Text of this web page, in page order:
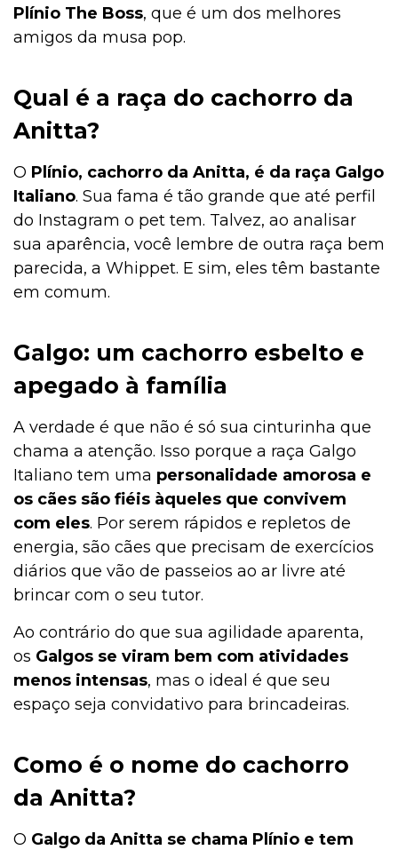
Plínio The Boss, que é um dos melhores
amigos da musa pop.
Qual é a raça do cachorro da
Anitta?
O Plínio, cachorro da Anitta, é da raça Galgo
Italiano. Sua fama é tão grande que até perfil
do Instagram o pet tem. Talvez, ao analisar
sua aparência, você lembre de outra raça bem
parecida, a Whippet. E sim, eles têm bastante
em comum.
Galgo: um cachorro esbelto e
apegado à família
A verdade é que não é só sua cinturinha que
chama a atenção. Isso porque a raça Galgo
Italiano tem uma personalidade amorosa e
os cães são fiéis àqueles que convivem
com eles. Por serem rápidos e repletos de
energia, são cães que precisam de exercícios
diários que vão de passeios ao ar livre até
brincar com o seu tutor.
Ao contrário do que sua agilidade aparenta,
os Galgos se viram bem com atividades
menos intensas, mas o ideal é que seu
espaço seja convidativo para brincadeiras.
Como é o nome do cachorro
da Anitta?
O Galgo da Anitta se chama Plínio e tem